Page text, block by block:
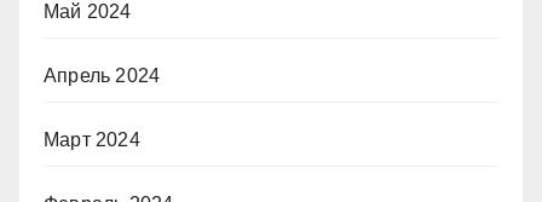
Май 2024
Апрель 2024
Март 2024